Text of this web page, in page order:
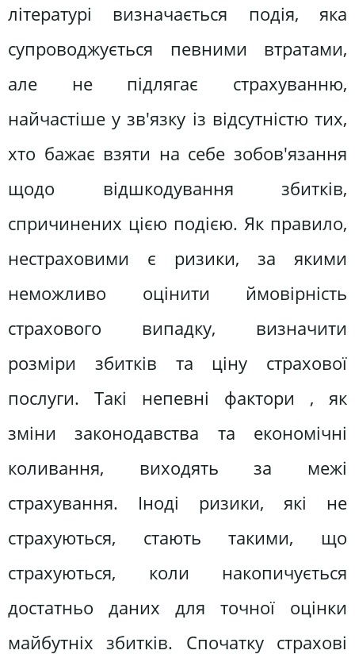
літературі визначається подія, яка
супроводжується певними втратами,
але не підлягає страхуванню,
найчастіше у зв'язку із відсутністю тих,
хто бажає взяти на себе зобов'язання
щодо відшкодування збитків,
спричинених цією подією. Як правило,
нестраховими є ризики, за якими
неможливо оцінити ймовірність
страхового випадку, визначити
розміри збитків та ціну страхової
послуги. Такі непевні фактори , як
зміни законодавства та економічні
коливання, виходять за межі
страхування. Іноді ризики, які не
страхуються, стають такими, що
страхуються, коли накопичується
достатньо даних для точної оцінки
майбутніх збитків. Спочатку страхові